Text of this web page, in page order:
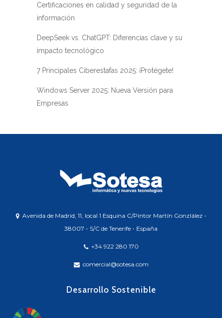
Certificaciones en calidad y seguridad de la
información
DeepSeek vs. ChatGPT: Diferencias clave y su
impacto tecnológico
7 Principales Ciberestafas 2025: ¡Protégete!
Windows Server 2025: Nueva Versión para
Empresas
Avenida de Madrid, 11, local 1 Esquina C/Pintor Martín Gonzlález -
38007 - S/C de Tenerife - España
+34 922 280 170
comercial@sotesa.com
Desarrollo Sostenible